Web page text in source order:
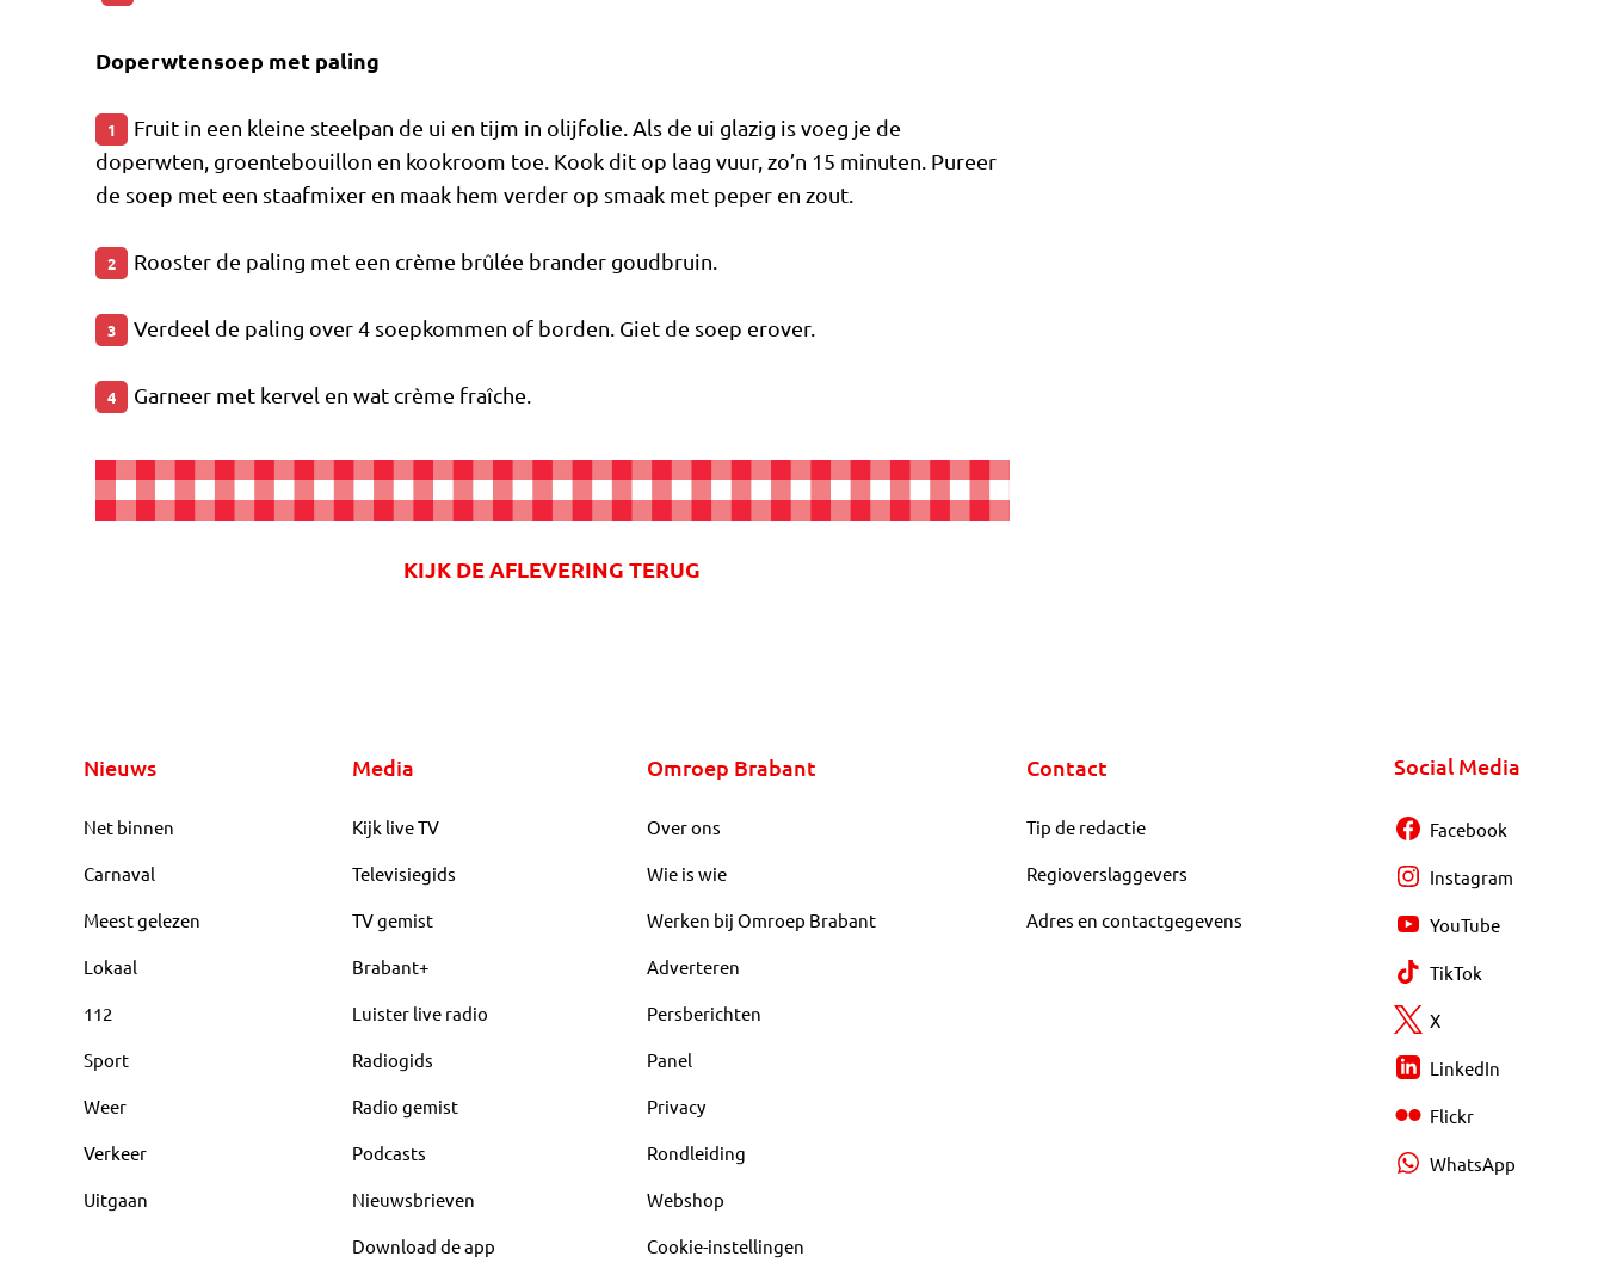
Doperwtensoep met paling
1
Fruit in een kleine steelpan de ui en tijm in olijfolie. Als de ui glazig is voeg je de
doperwten, groentebouillon en kookroom toe. Kook dit op laag vuur, zo’n 15 minuten. Pureer
de soep met een staafmixer en maak hem verder op smaak met peper en zout.
2 Rooster de paling met een crème brûlée brander goudbruin.
3 Verdeel de paling over 4 soepkommen of borden. Giet de soep erover.
4 Garneer met kervel en wat crème fraîche.
KIJK DE AFLEVERING TERUG
Nieuws
Net binnen
Carnaval
Meest gelezen
Lokaal
112
Sport
Weer
Verkeer
Uitgaan
Media
Kijk live TV
Televisiegids
TV gemist
Brabant+
Luister live radio
Radiogids
Radio gemist
Podcasts
Nieuwsbrieven
Download de app
Omroep Brabant
Over ons
Wie is wie
Werken bij Omroep Brabant
Adverteren
Persberichten
Panel
Privacy
Rondleiding
Webshop
Cookie-instellingen
Contact
Tip de redactie
Regioverslaggevers
Adres en contactgegevens
Social Media
Facebook
Instagram
YouTube
TikTok
X
LinkedIn
Flickr
WhatsApp